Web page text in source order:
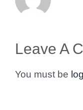
Leave A
You must be